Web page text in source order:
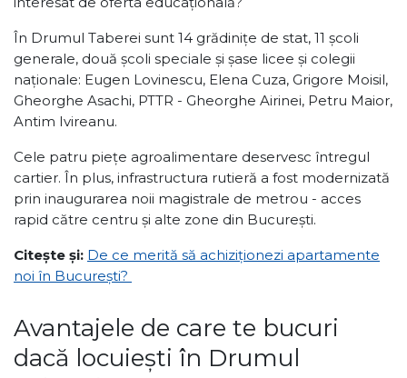
În Drumul Taberei sunt 14 grădinițe de stat, 11 școli
generale, două școli speciale și șase licee și colegii
naționale: Eugen Lovinescu, Elena Cuza, Grigore Moisil,
Gheorghe Asachi, PTTR - Gheorghe Airinei, Petru Maior,
Antim Ivireanu.
Cele patru piețe agroalimentare deservesc întregul
cartier. În plus, infrastructura rutieră a fost modernizată
prin inaugurarea noii magistrale de metrou - acces
rapid către centru și alte zone din București.
Citește și: De ce merită să achiziționezi apartamente
noi în București?
Avantajele de care te bucuri
dacă locuiești în Drumul